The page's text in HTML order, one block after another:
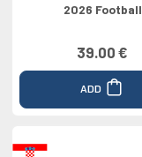
2026 Football
39.00 €
ADD